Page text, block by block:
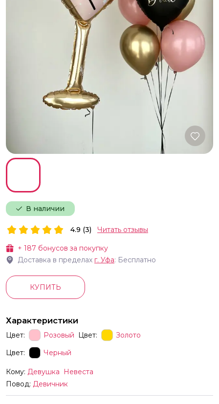
В наличии
+ 187 бонусов за покупку
Доставка в пределах г. Уфа: Бесплатно
4.9 (3) Читать отзывы
КУПИТЬ
Характеристики
Цвет: Розовый Цвет:
Золото
Цвет:
Черный
Кому: Девушка
Невеста
Повод: Девичник